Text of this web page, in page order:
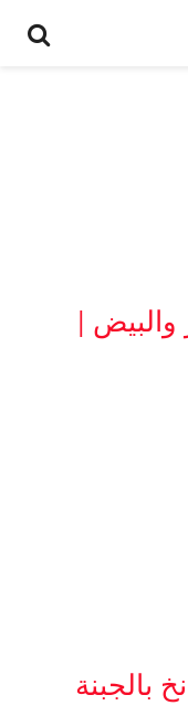
|
بالجبنة